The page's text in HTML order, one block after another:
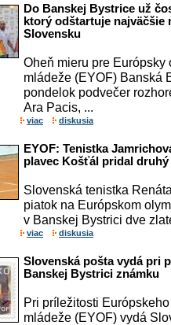
Do Banskej Bystrice už
ktorý odštartuje
Slovensku
Oheň mieru pre Európsky
mládeže (EYOF) Banská
pondelok podvečer
Ara Pacis, ...
viac diskusia
EYOF: Tenistka
plavec Košťál pridal
Slovenská tenistka
piatok na Európskom
v Banskej Bystrici dve
viac diskusia
Slovenská pošta vydá pri
Banskej Bystrici známku
Pri príležitosti
mládeže (EYOF) vydá